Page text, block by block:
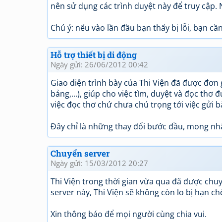
nên sử dụng các trình duyệt này để truy
Chú ý: nếu vào lần đầu bạn thấy bị lỗi, bạn
Hỗ trợ thiết bị di động
Ngày gửi: 26/06/2012 00:42
Giao diện trình bày của Thi Viện đã được
bảng,...), giúp cho việc tìm, duyệt và đọc thơ
việc đọc thơ chứ chưa chú trọng tới việc gửi
Đây chỉ là những thay đổi bước đầu, mong
Chuyển server
Ngày gửi: 15/03/2012 20:27
Thi Viện trong thời gian vừa qua đã được
server này, Thi Viện sẽ không còn lo bị hạn
Xin thông báo để mọi người cùng chia vui.